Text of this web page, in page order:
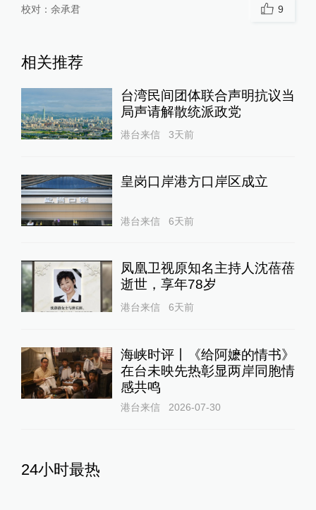
校对： 余承君 9
相关推荐
台湾民间团体联合声明抗议当
局声请解散统派政党
港台来信 3天前
皇岗口岸港方口岸区成立
港台来信 6天前
凤凰卫视原知名主持人沈蓓蓓
逝世，享年78岁
港台来信 6天前
海峡时评丨《给阿嬷的情书》
在台未映先热彰显两岸同胞情
感共鸣
港台来信 2026-07-30
24小时最热